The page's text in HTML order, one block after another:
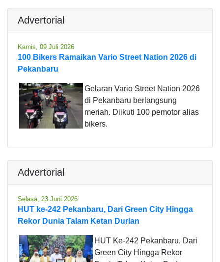
Advertorial
Kamis, 09 Juli 2026
100 Bikers Ramaikan Vario Street Nation 2026 di
Pekanbaru
Gelaran Vario Street Nation 2026
di Pekanbaru berlangsung
meriah. Diikuti 100 pemotor alias
bikers.
Advertorial
Selasa, 23 Juni 2026
HUT ke-242 Pekanbaru, Dari Green City Hingga
Rekor Dunia Talam Ketan Durian
HUT Ke-242 Pekanbaru, Dari
Green City Hingga Rekor